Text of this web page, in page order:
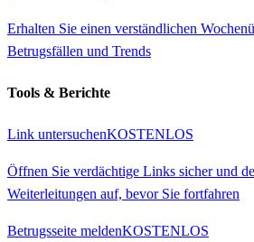
Erhalten Sie einen verständlichen
Betrugsfällen und Trends
Tools & Berichte
Link untersuchenKOSTENLOS
Öffnen Sie verdächtige Links sicher und
Weiterleitungen auf, bevor Sie fortfahren
Betrugsseite meldenKOSTENLOS